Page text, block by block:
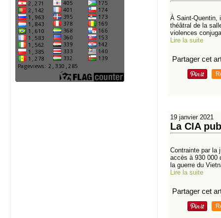
À Saint-Quentin,
théâtral de la
violences
Lire la suite
Partager cet
19 janvier 2021
La CIA
Contrainte par la
accès à 930 000
la guerre du
Lire la suite
Partager cet